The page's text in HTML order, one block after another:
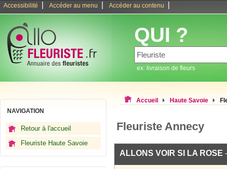
Accessibilité Accéder au menu Accéder au contenu
QUI ?
ex: livraison de fleurs
NAVIGATION
Retour à l'accueil
Fleuriste Haute Savoie
Accueil Haute Savoie
Fleuriste Annecy
ALLONS VOIR SI LA ROSE